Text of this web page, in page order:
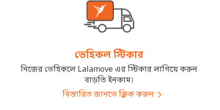
ভেহিকল স্টিকার
নিজের ভেহিকলে Lalamove এর স্টিকার লাগিয়ে করুন
বাড়তি ইনকাম।
বিস্তারিত জানতে ক্লিক করুন